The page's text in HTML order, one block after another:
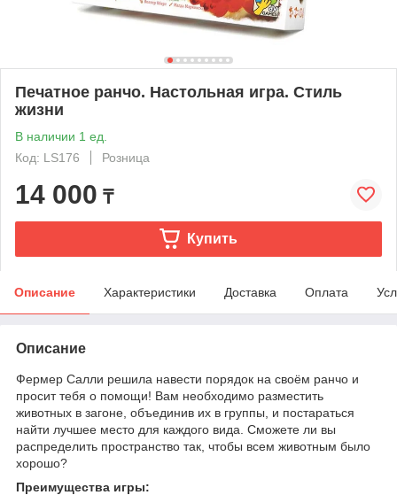
Печатное ранчо. Настольная игра. Стиль
жизни
В наличии 1 ед.
Код: LS176
Розница
14 000 ₸
Купить
Описание Характеристики Доставка Оплата
Описание
Фермер Салли решила навести порядок на своём ранчо и
просит тебя о помощи! Вам необходимо разместить
животных в загоне, объединив их в группы, и постараться
найти лучшее место для каждого вида. Сможете ли вы
распределить пространство так, чтобы всем животным было
хорошо?
Преимущества игры: